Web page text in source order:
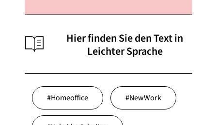
Hier finden Sie den Text in
Leichter Sprache
#Homeoffice #NewWork